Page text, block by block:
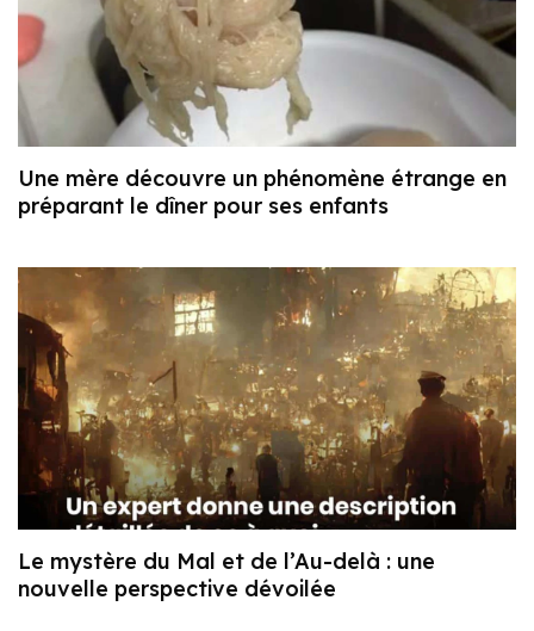
Une mère découvre un phénomène étrange en
préparant le dîner pour ses enfants
Le mystère du Mal et de l’Au-delà : une
nouvelle perspective dévoilée